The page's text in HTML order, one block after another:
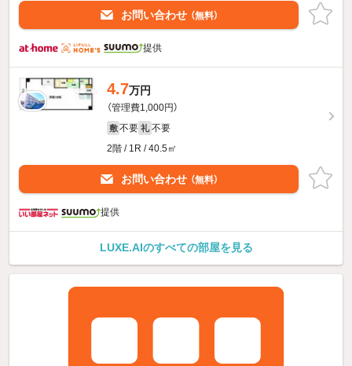
お問い合わせ （無料）
提供
4.7万円
（管理費1,000円）
敷 不要 礼 不要
2階 / 1R / 40.5㎡
お問い合わせ （無料）
提供
LUXE.AIのすべての部屋を見る